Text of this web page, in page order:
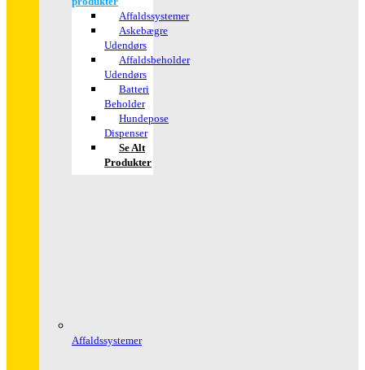
Affaldssystemer
Askebægre
Udendørs
Affaldsbeholder
Udendørs
Batteri
Beholder
Hundepose
Dispenser
Se Alt
Produkter
Affaldssystemer